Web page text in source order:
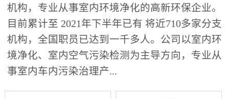
机构，专业从事室内环境净化的高新环保企业。
目前累计至 2021年下半年已有 将近710多家分支
机构，全国职员已达到一千多人。公司以室内环
境净化、室内空气污染检测为主导方向，专业从
事室内车内污染治理产...